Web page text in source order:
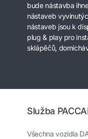
bude nástavba
nástaveb
nástaveb jsou k
plug & play pro
sklápěčů,
Služba
Všechna vozidla